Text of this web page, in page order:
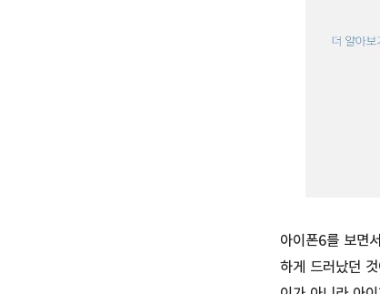
아이폰6를 보면
하게 드러났던